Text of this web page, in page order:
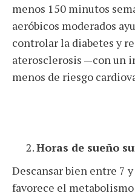
menos 150 minutos
aeróbicos moderados
controlar la diabetes y
aterosclerosis —con un
menos de riesgo
Horas de sueño
Descansar bien entre 7
favorece el